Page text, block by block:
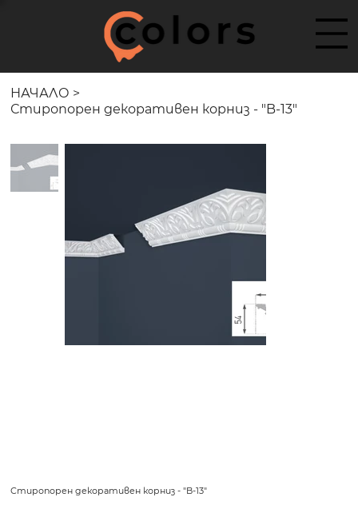
НАЧАЛО >
Стиропорен декоративен корниз - "B-13"
Стиропорен декоративен корниз - "B-13"